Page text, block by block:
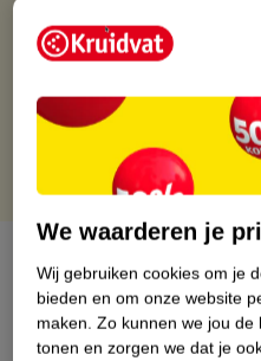
Gratis thuisbezorgd vanaf
Gratis punten met je
Over dit product
Productinformatie
We waarderen je
Wij gebruiken cookies om je
bieden en om onze website
maken. Zo kunnen we jou de
tonen en zorgen we dat je